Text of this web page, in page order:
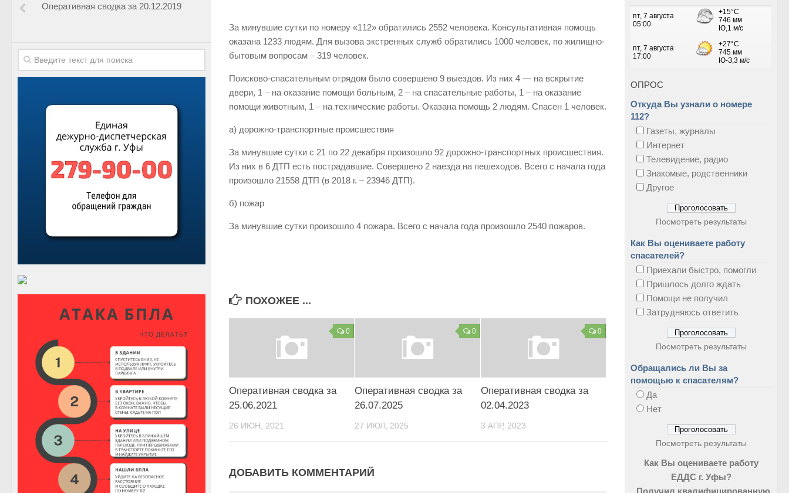
За минувшие сутки по номеру «112» обратились 2552 человека. Консультативная помощь
оказана 1233 людям. Для вызова экстренных служб обратились 1000 человек, по жилищно-
бытовым вопросам – 319 человек.
Поисково-спасательным отрядом было совершено 9 выездов. Из них 4 — на вскрытие
двери, 1 – на оказание помощи больным, 2 – на спасательные работы, 1 – на оказание
помощи животным, 1 – на технические работы. Оказана помощь 2 людям. Спасен 1 человек.
а) дорожно-транспортные происшествия
За минувшие сутки с 21 по 22 декабря произошло 92 дорожно-транспортных происшествия.
Из них в 6 ДТП есть пострадавшие. Совершено 2 наезда на пешеходов. Всего с начала года
произошло 21558 ДТП (в 2018 г. – 23946 ДТП).
б) пожар
За минувшие сутки произошло 4 пожара. Всего с начала года произошло 2540 пожаров.
ПОХОЖЕЕ ...
0
Оперативная сводка за
25.06.2021
26 ИЮН, 2021
0
Оперативная сводка за
26.07.2025
27 ИЮЛ, 2025
0
Оперативная сводка за
02.04.2023
3 АПР, 2023
ДОБАВИТЬ КОММЕНТАРИЙ
Оперативная сводка за 20.12.2019
ОПРОС
Откуда Вы узнали о номере
112?
Газеты, журналы
Интернет
Телевидение, радио
Знакомые, родственники
Другое
Посмотреть результаты
Как Вы оцениваете работу
спасателей?
Приехали быстро, помогли
Пришлось долго ждать
Помощи не получил
Затрудняюсь ответить
Посмотреть результаты
Обращались ли Вы за
помощью к спасателям?
Да
Нет
Посмотреть результаты
Как Вы оцениваете работу
ЕДДС г. Уфы?
Получил квалифицированную